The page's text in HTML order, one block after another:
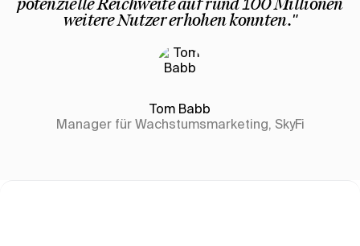
potenzielle Reichweite auf rund 100 Millionen
weitere Nutzer erhöhen konnten."
Tom Babb
Manager für Wachstumsmarketing, SkyFi